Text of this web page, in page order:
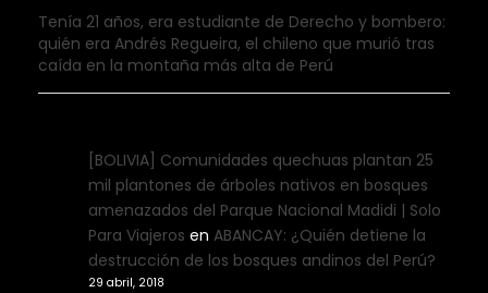
Tenía 21 años, era estudiante de Derecho y bombero:
quién era Andrés Regueira, el chileno que murió tras
caída en la montaña más alta de Perú
[BOLIVIA] Comunidades quechuas plantan 25
mil plantones de árboles nativos en bosques
amenazados del Parque Nacional Madidi | Solo
Para Viajeros en ABANCAY: ¿Quién detiene la
destrucción de los bosques andinos del Perú?
29 abril, 2018